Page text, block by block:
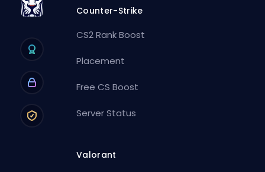
Counter-Strike
CS2 Rank Boost
Placement
Free CS Boost
Server Status
Valorant